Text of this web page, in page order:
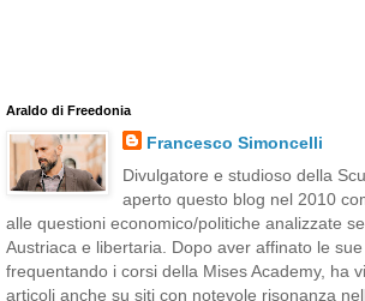
Araldo di Freedonia
Francesco Simoncelli
Divulgatore e studioso della
aperto questo blog nel 2010
alle questioni economico/politiche analizzate
Austriaca e libertaria. Dopo aver affinato le
frequentando i corsi della Mises Academy, ha
articoli anche su siti con notevole risonanza